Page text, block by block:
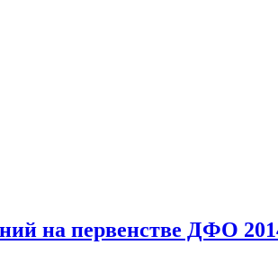
на первенстве ДФО